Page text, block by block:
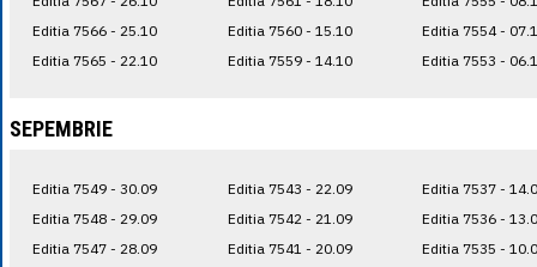
Editia 7566 - 25.10
Editia 7565 - 22.10
Editia 7560 - 15.10
Editia 7559 - 14.10
Editia 7554 -
Editia 7553 -
SEPEMBRIE
Editia 7549 - 30.09
Editia 7548 - 29.09
Editia 7547 - 28.09
Editia 7543 - 22.09
Editia 7542 - 21.09
Editia 7541 - 20.09
Editia 7537 -
Editia 7536 -
Editia 7535 -